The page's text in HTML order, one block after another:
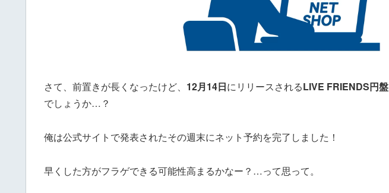
さて、前置きが長くなったけど、 12月14日にリリースされるLIVE FRIENDS円盤
でしょうか…？
俺は公式サイトで発表されたその週末にネット予約を完了しました！
早くした方がフラゲできる可能性高まるかなー？…って思って。